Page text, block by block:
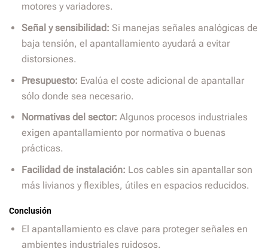
motores y variadores.
Señal y sensibilidad: Si manejas señales analógicas de
baja tensión, el apantallamiento ayudará a evitar
distorsiones.
Presupuesto: Evalúa el coste adicional de apantallar
sólo donde sea necesario.
Normativas del sector: Algunos procesos industriales
exigen apantallamiento por normativa o buenas
prácticas.
Facilidad de instalación: Los cables sin apantallar son
más livianos y flexibles, útiles en espacios reducidos.
Conclusión
El apantallamiento es clave para proteger señales en
ambientes industriales ruidosos.